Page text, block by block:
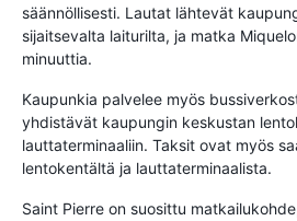
säännöllisesti. Lautat lähtevät
sijaitsevalta laiturilta, ja matka
minuuttia.
Kaupunkia palvelee myös
yhdistävät kaupungin keskustan
lauttaterminaaliin. Taksit ovat myös
lentokentältä ja lauttaterminaalista.
Saint Pierre on suosittu